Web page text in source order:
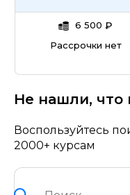
6 500 ₽
Рассрочки нет
Не нашли, что
Воспользуйтесь
2000+ курсам